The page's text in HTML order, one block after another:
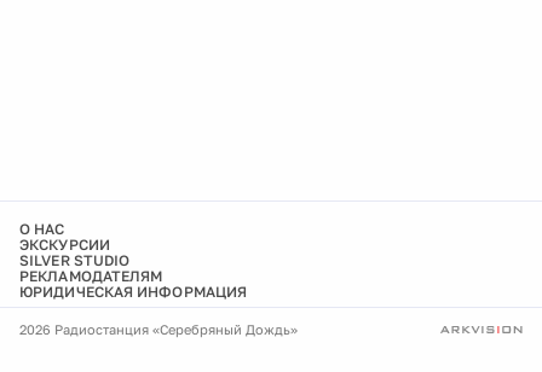
О НАС
ЭКСКУРСИИ
SILVER STUDIO
РЕКЛАМОДАТЕЛЯМ
ЮРИДИЧЕСКАЯ ИНФОРМАЦИЯ
2026 Радиостанция «Серебряный Дождь»